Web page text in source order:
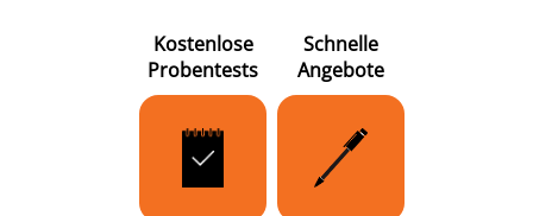
Kostenlose
Probentests
Schnelle
Angebote